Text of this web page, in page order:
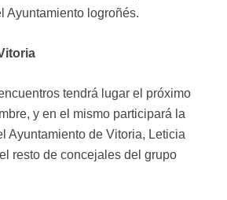
Ayuntamiento logroñés.
tendrá lugar el próximo
y en el mismo participará la
Ayuntamiento de Vitoria, Leticia
resto de concejales del grupo